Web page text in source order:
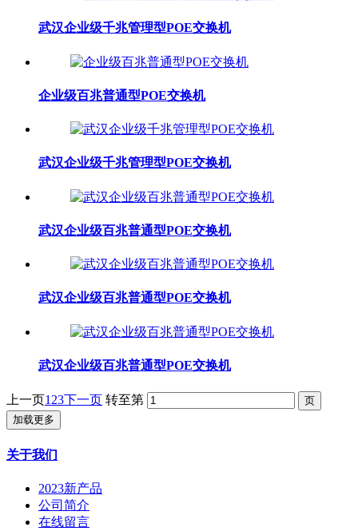
武汉企业级千兆管理型POE交换机
企业级百兆普通型POE交换机
武汉企业级千兆管理型POE交换机
武汉企业级百兆普通型POE交换机
武汉企业级百兆普通型POE交换机
武汉企业级百兆普通型POE交换机
上一页1 23下一页 转至第
加载更多
关于我们
2023新产品
公司简介
在线留言